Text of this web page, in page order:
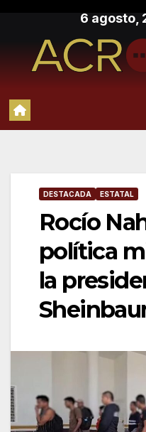
contenido
6 agosto,
DESTACADA ESTATAL
Rocío
política
la